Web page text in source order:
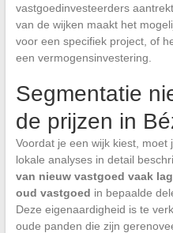
vastgoedinvesteerders
van de wijken maakt het
voor een specifiek project, of
een vermogensinvestering.
Segmentatie
de prijzen in
Voordat je een wijk kiest,
lokale analyses in detail
van nieuw vastgoed vaak
oud vastgoed in bepaalde
Deze eigenaardigheid is te
oude panden die zijn